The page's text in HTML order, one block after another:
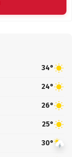
34°
24°
26°
25°
30°